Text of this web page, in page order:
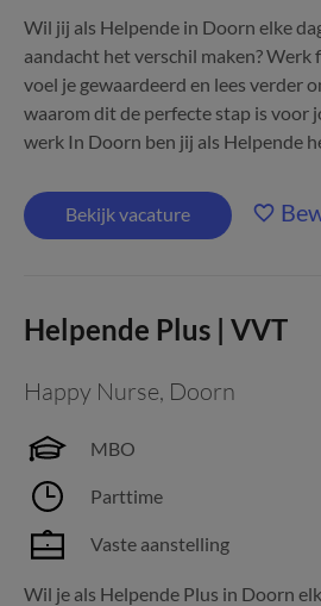
Wil jij als Helpende in Doorn elke
aandacht het verschil maken?
voel je gewaardeerd en lees verder
waarom dit de perfecte stap is voor
werk In Doorn ben jij als Helpende
Bekijk vacature
Helpende Plus | VVT
Happy Nurse, Doorn
MBO
Parttime
Vaste aanstelling
Wil je als Helpende Plus in Doorn